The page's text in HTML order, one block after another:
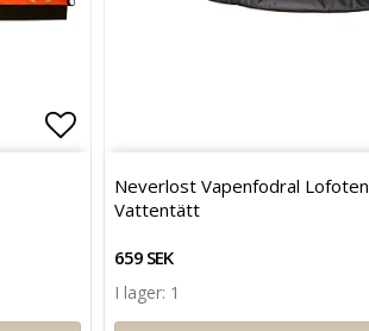
Lägg till i favoritlistan
Neverlost Vapenfodral Lofoten
Vattentätt
659 SEK
I lager: 1